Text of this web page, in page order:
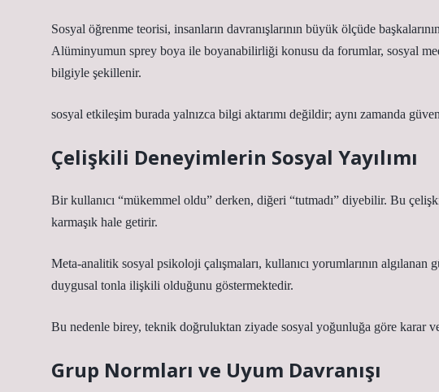
Sosyal öğrenme teorisi, insanların davranışlarının büyük ölçüde
Alüminyumun sprey boya ile boyanabilirliği konusu da forumlar, sosyal
bilgiyle şekillenir.
sosyal etkileşim burada yalnızca bilgi aktarımı değildir; aynı zamanda güven
Çelişkili Deneyimlerin Sosyal Yayılımı
Bir kullanıcı “mükemmel oldu” derken, diğeri “tutmadı” diyebilir. Bu
karmaşık hale getirir.
Meta-analitik sosyal psikoloji çalışmaları, kullanıcı yorumlarının
duygusal tonla ilişkili olduğunu göstermektedir.
Bu nedenle birey, teknik doğruluktan ziyade sosyal yoğunluğa göre karar
Grup Normları ve Uyum Davranışı